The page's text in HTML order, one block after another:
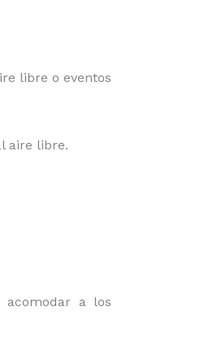
libre o eventos
aire libre.
acomodar a los